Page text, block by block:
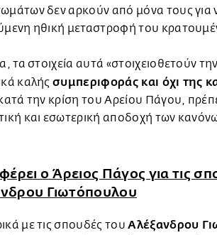
δεν αρκούν από μόνα τους για
ηθική μεταστροφή του
τα στοιχεία αυτά «στοιχειοθετούν
καλήςσυμπεριφοράς και όχι της
την κρίση του Αρείου Πάγου,
και εσωτερική αποδοχή των
ο Άρειος Πάγος για τις
Γιωτόπουλου
με τις σπουδές τουΑλέξανδρου